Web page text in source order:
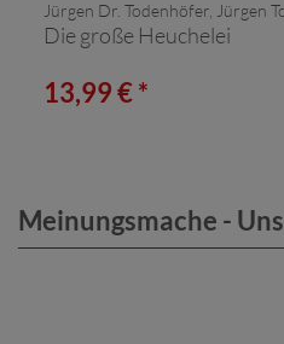
Jürgen Dr. Todenhöfer, Jürgen
Die große Heuchelei
13,99 € *
Meinungsmache -